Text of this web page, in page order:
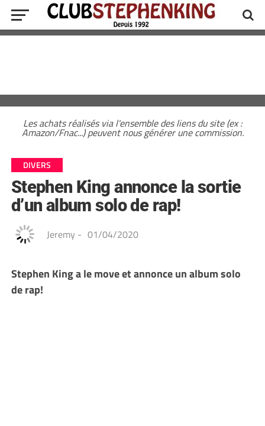
Les achats réalisés via l'ensemble des liens du site (ex :
Amazon/Fnac...) peuvent nous générer une commission.
DIVERS
Stephen King annonce la sortie
d’un album solo de rap!
Jeremy - 01/04/2020
Stephen King a le move et annonce un album solo
de rap!